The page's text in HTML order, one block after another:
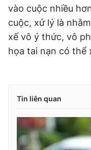
vào cuộc nhiều
cuộc, xử lý là
xế vô ý thức, vô
họa tai nạn có thể
Tin liên quan